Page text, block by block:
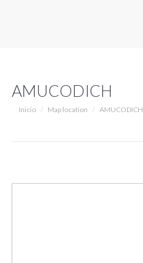
AMUCODICH
Estás aquí:
Inicio Map location AMUCODICH